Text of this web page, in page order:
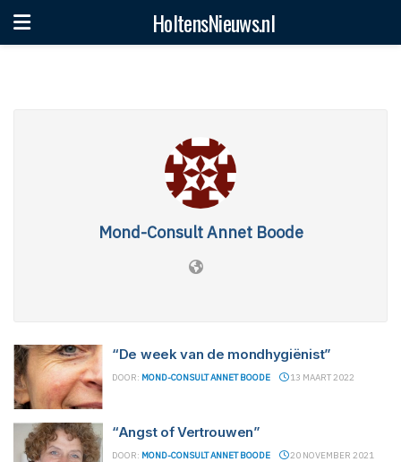
HoltensNieuws.nl
Mond-Consult Annet Boode
“De week van de mondhygiënist”
DOOR: MOND-CONSULT ANNET BOODE 13 MAART 2022
“Angst of Vertrouwen”
DOOR: MOND-CONSULT ANNET BOODE 20 NOVEMBER 2021